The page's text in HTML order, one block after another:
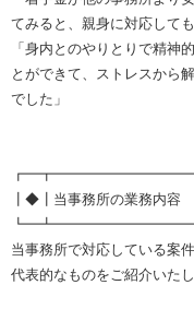
てみると、親身に対応して
「身内とのやりとりで精神
とができて、ストレスから
でした」
┃◆┃当事務所の業務内容
当事務所で対応している案
代表的なものをご紹介いたし